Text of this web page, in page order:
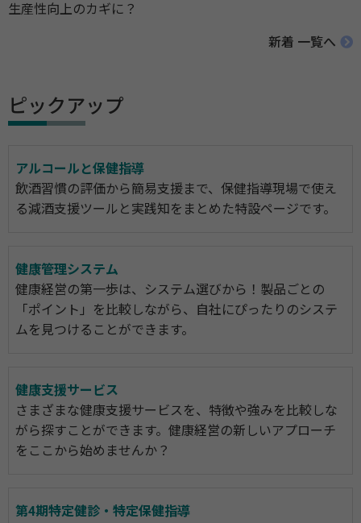
生産性向上のカギに？
新着 一覧へ
ピックアップ
アルコールと保健指導
飲酒習慣の評価から簡易支援まで、保健指導現場で使え
る減酒支援ツールと実践知をまとめた特設ページです。
健康管理システム
健康経営の第一歩は、システム選びから！製品ごとの
「ポイント」を比較しながら、自社にぴったりのシステ
ムを見つけることができます。
健康支援サービス
さまざまな健康支援サービスを、特徴や強みを比較しな
がら探すことができます。健康経営の新しいアプローチ
をここから始めませんか？
第4期特定健診・特定保健指導